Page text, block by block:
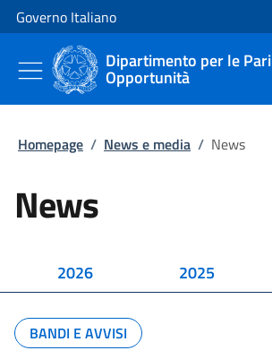
Vai al contenuto
Vai alla navigazione del sito
Governo Italiano
Dipartimento per le Pari
Opportunità
Homepage / News e media / News
News
2026 2025
BANDI E AVVISI